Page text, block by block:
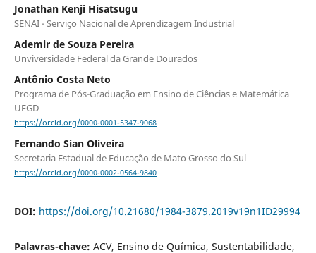
Jonathan Kenji Hisatsugu
SENAI - Serviço Nacional de Aprendizagem Industrial
Ademir de Souza Pereira
Unviversidade Federal da Grande Dourados
Antônio Costa Neto
Programa de Pós-Graduação em Ensino de Ciências e Matemática
UFGD
https://orcid.org/0000-0001-5347-9068
Fernando Sian Oliveira
Secretaria Estadual de Educação de Mato Grosso do Sul
https://orcid.org/0000-0002-0564-9840
DOI: https://doi.org/10.21680/1984-3879.2019v19n1ID29994
Palavras-chave: ACV, Ensino de Química, Sustentabilidade,